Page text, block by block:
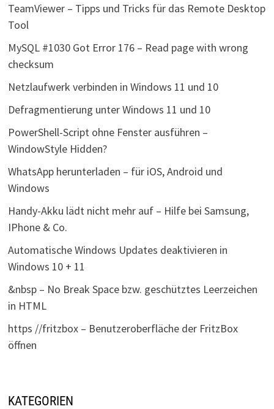
TeamViewer – Tipps und Tricks für das Remote Desktop
Tool
MySQL #1030 Got Error 176 – Read page with wrong
checksum
Netzlaufwerk verbinden in Windows 11 und 10
Defragmentierung unter Windows 11 und 10
PowerShell-Script ohne Fenster ausführen –
WindowStyle Hidden?
WhatsApp herunterladen – für iOS, Android und
Windows
Handy-Akku lädt nicht mehr auf – Hilfe bei Samsung,
IPhone & Co.
Automatische Windows Updates deaktivieren in
Windows 10 + 11
&nbsp – No Break Space bzw. geschütztes Leerzeichen
in HTML
https //fritzbox – Benutzeroberfläche der FritzBox
öffnen
KATEGORIEN